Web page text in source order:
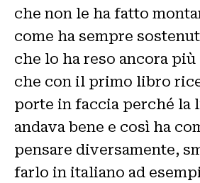
che non le ha fatto
come ha sempre
che lo ha reso ancora più
che con il primo libro
porte in faccia perché la
andava bene e così ha
pensare diversamente,
farlo in italiano ad